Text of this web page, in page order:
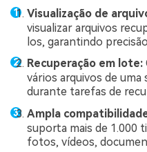
Visualização de
visualizar arquivos
los, garantindo
Recuperação em lote:
vários arquivos de
durante tarefas de
Ampla
suporta mais de 1.000
fotos, vídeos,